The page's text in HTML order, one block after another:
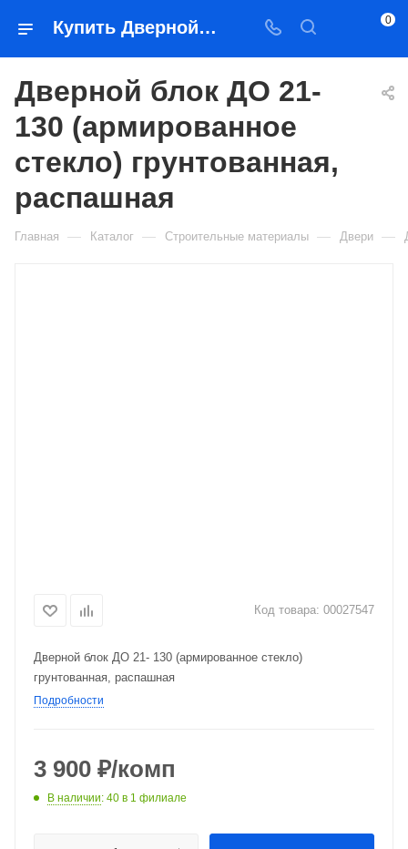
Купить Дверной блок ДО 21- 130 (армированное стекло) грунтованная, распашная в Якутске — цена, характеристики, подбор | Востоктехторг 0
Дверной блок ДО 21-
130 (армированное
стекло) грунтованная,
распашная
Главная — Каталог — Строительные материалы — Двери —
Код товара: 00027547
Дверной блок ДО 21- 130 (армированное стекло)
грунтованная, распашная
Подробности
3 900 ₽/комп
В наличии: 40 в 1 филиале